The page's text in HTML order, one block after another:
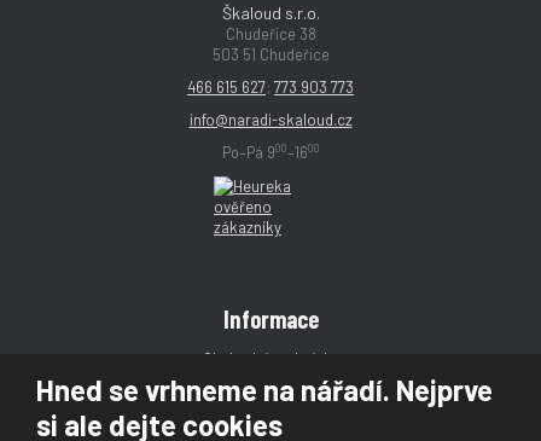
Hned se vrhneme na nářadí. Nejprve
si ale dejte cookies
Škaloud s.r.o.
Chudeřice 38
503 51 Chudeřice
466 615 627; 773 903 773
info@naradi-skaloud.cz
Po–Pá 900–1600
Informace
Obchodní podmínky
Reklamace
Magazín